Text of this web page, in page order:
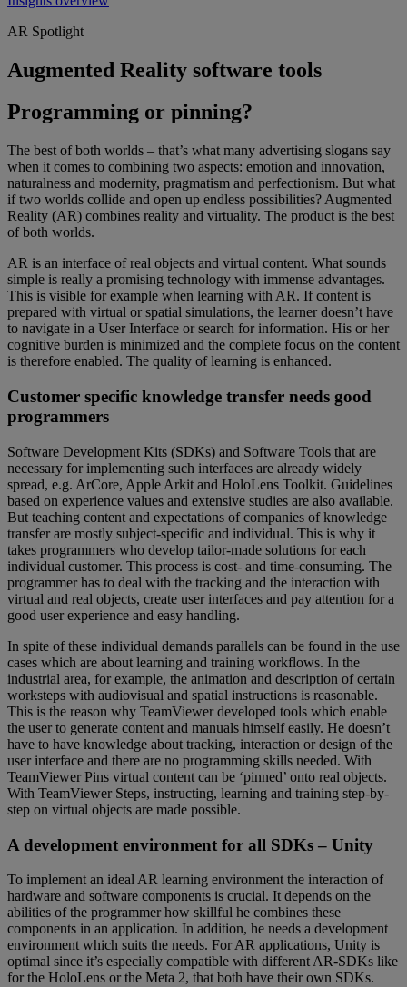
AR Spotlight
Augmented Reality software tools
Programming or pinning?
The best of both worlds – that’s what many advertising slogans say
when it comes to combining two aspects: emotion and innovation,
naturalness and modernity, pragmatism and perfectionism. But what
if two worlds collide and open up endless possibilities? Augmented
Reality (AR) combines reality and virtuality. The product is the best
of both worlds.
AR is an interface of real objects and virtual content. What sounds
simple is really a promising technology with immense advantages.
This is visible for example when learning with AR. If content is
prepared with virtual or spatial simulations, the learner doesn’t have
to navigate in a User Interface or search for information. His or her
cognitive burden is minimized and the complete focus on the content
is therefore enabled. The quality of learning is enhanced.
Customer specific knowledge transfer needs good
programmers
Software Development Kits (SDKs) and Software Tools that are
necessary for implementing such interfaces are already widely
spread, e.g. ArCore, Apple Arkit and HoloLens Toolkit. Guidelines
based on experience values and extensive studies are also available.
But teaching content and expectations of companies of knowledge
transfer are mostly subject-specific and individual. This is why it
takes programmers who develop tailor-made solutions for each
individual customer. This process is cost- and time-consuming. The
programmer has to deal with the tracking and the interaction with
virtual and real objects, create user interfaces and pay attention for a
good user experience and easy handling.
In spite of these individual demands parallels can be found in the use
cases which are about learning and training workflows. In the
industrial area, for example, the animation and description of certain
worksteps with audiovisual and spatial instructions is reasonable.
This is the reason why TeamViewer developed tools which enable
the user to generate content and manuals himself easily. He doesn’t
have to have knowledge about tracking, interaction or design of the
user interface and there are no programming skills needed. With
TeamViewer Pins virtual content can be ‘pinned’ onto real objects.
With TeamViewer Steps, instructing, learning and training step-by-
step on virtual objects are made possible.
A development environment for all SDKs – Unity
To implement an ideal AR learning environment the interaction of
hardware and software components is crucial. It depends on the
abilities of the programmer how skillful he combines these
components in an application. In addition, he needs a development
environment which suits the needs. For AR applications, Unity is
optimal since it’s especially compatible with different AR-SDKs like
for the HoloLens or the Meta 2, that both have their own SDKs.